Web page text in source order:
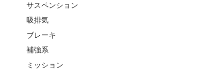
サスペンション
吸排気
ブレーキ
補強系
ミッション